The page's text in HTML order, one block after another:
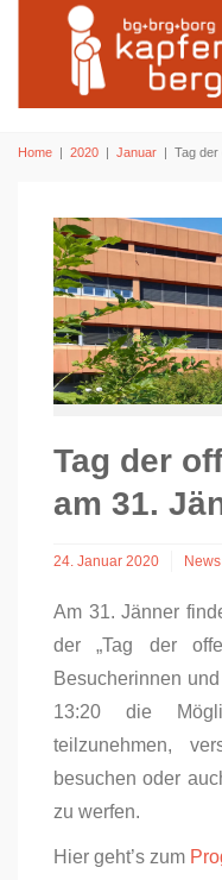
Home | 2020 | Januar | Tag der
Tag der
am 31.
24. Januar 2020 News
Am 31. Jänner
der „Tag der
Besucherinnen
13:20 die
teilzunehmen,
besuchen oder
zu werfen.
Hier geht’s zum